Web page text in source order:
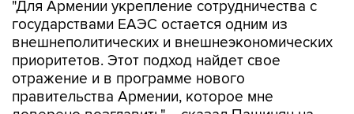
внешнеполитических и внешнеэкономических
приоритетов. Этот подход найдет свое
отражение и в программе нового
правительства Армении, которое мне
доверено возглавить", - сказал Пашинян на
заседании Евразийского межправсовета.